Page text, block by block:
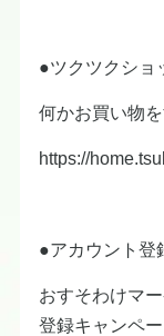
●ツクツクシ
何かお買い物
https://
●アカウント
おすそわけマ
登録キャンペ